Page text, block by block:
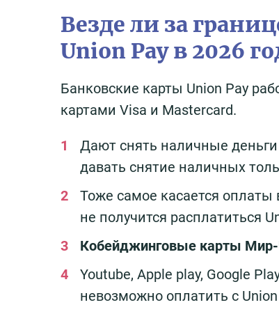
Везде ли за
Union Pay в 2026
Банковские карты Union Pay
картами Visa и Mastercard.
Дают снять наличные деньги
давать снятие наличных
Тоже самое касается оплаты
не получится расплатиться
Кобейджинговые карты Мир-
Youtube, Apple play, Google
невозможно оплатить с Union